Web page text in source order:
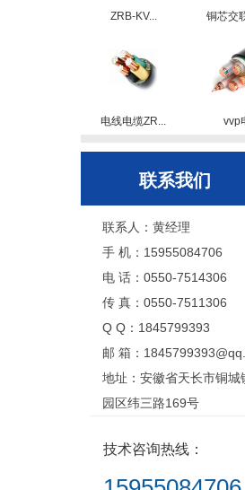
ZRB-KV... 铜芯交
电线电缆ZR... vvp
联系我们
联系人：黄经理
手 机：15955084706
电 话：0550-7514306
传 真：0550-7511306
Q Q：1845799393
邮 箱：
地址：安徽省天长市铜城
园区纬三路169号
技术咨询热线：